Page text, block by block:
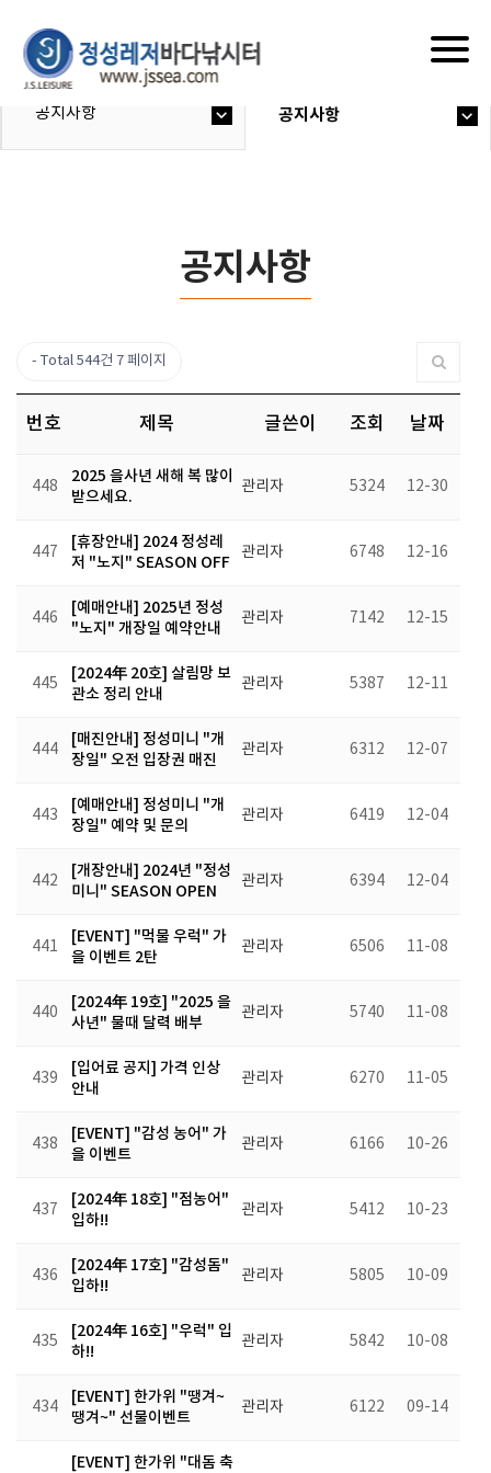
공지사항 공지사항
공지사항
Total 544건 7 페이지
번호 제목 글쓴이 조회 날짜
448
2025 을사년 새해 복 많이
받으세요.
관리자 5324 12-30
447
[휴장안내] 2024 정성레
저 "노지" SEASON OFF
관리자 6748 12-16
446
[예매안내] 2025년 정성
"노지" 개장일 예약안내
관리자 7142 12-15
445
[2024年 20호] 살림망 보
관소 정리 안내
관리자 5387 12-11
444
[매진안내] 정성미니 "개
장일" 오전 입장권 매진
관리자 6312 12-07
443
[예매안내] 정성미니 "개
장일" 예약 및 문의
관리자 6419 12-04
442
[개장안내] 2024년 "정성
미니" SEASON OPEN
관리자 6394 12-04
441
[EVENT] "먹물 우럭" 가
을 이벤트 2탄
관리자 6506 11-08
440
[2024年 19호] "2025 을
사년" 물때 달력 배부
관리자 5740 11-08
439
[입어료 공지] 가격 인상
안내
관리자 6270 11-05
438
[EVENT] "감성 농어" 가
을 이벤트
관리자 6166 10-26
437
[2024年 18호] "점농어"
입하!!
관리자 5412 10-23
436
[2024年 17호] "감성돔"
입하!!
관리자 5805 10-09
435
[2024年 16호] "우럭" 입
하!!
관리자 5842 10-08
434
[EVENT] 한가위 "땡겨~
땡겨~" 선물이벤트
관리자 6122 09-14
[EVENT] 한가위 "대돔 축